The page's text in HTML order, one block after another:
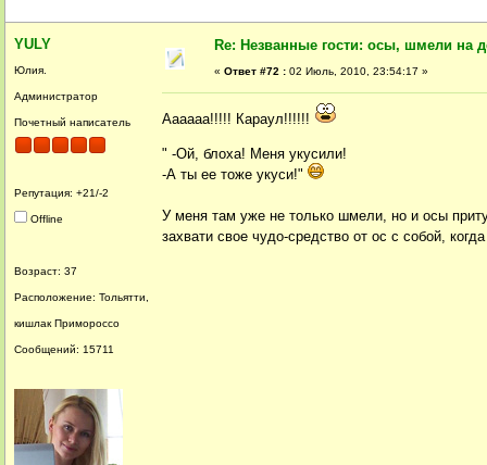
YULY
Юлия.
Администратор
Почетный написатель
Репутация: +21/-2
Offline
Возраст: 37
Расположение: Тольятти,
кишлак Примороссо
Сообщений: 15711
Re: Незванные гости: осы, шмели на
« Ответ #72 : 02 Июль, 2010, 23:54:17 »
Аааааа!!!!! Караул!!!!!!
" -Ой, блоха! Меня укусили!
-А ты ее тоже укуси!"
У меня там уже не только шмели, но и осы
захвати свое чудо-средство от ос с собой,